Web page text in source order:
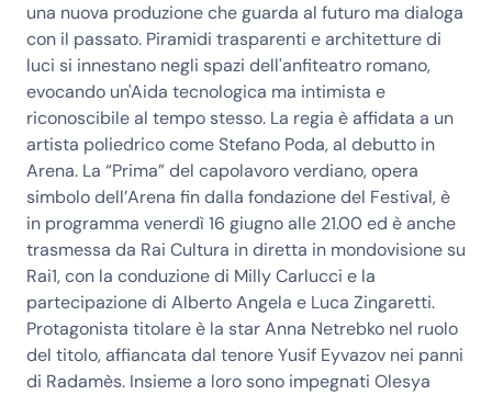
una nuova produzione che guarda al futuro ma dialoga
con il passato. Piramidi trasparenti e architetture di
luci si innestano negli spazi dell'anfiteatro romano,
evocando un'Aida tecnologica ma intimista e
riconoscibile al tempo stesso. La regia è affidata a un
artista poliedrico comeStefano Poda, al debutto in
Arena. La “Prima” del capolavoro verdiano, opera
simbolo dell’Arena fin dalla fondazione del Festival, è
in programma venerdì 16 giugno alle 21.00ed è anche
trasmessa da Rai Cultura in diretta in mondovisione su
Rai1, con la conduzione di Milly Carlucci e la
partecipazione di Alberto Angela e Luca Zingaretti.
Protagonista titolare è la starAnna Netrebko nel ruolo
del titolo, affiancata dal tenoreYusif Eyvazov nei panni
di Radamès. Insieme a loro sono impegnati Olesya